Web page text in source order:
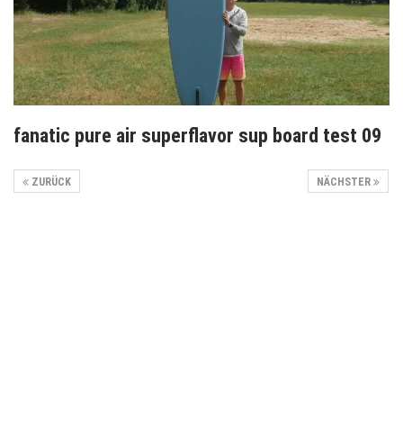
fanatic pure air superflavor sup board test 09
NÄCHSTER
ZURÜCK